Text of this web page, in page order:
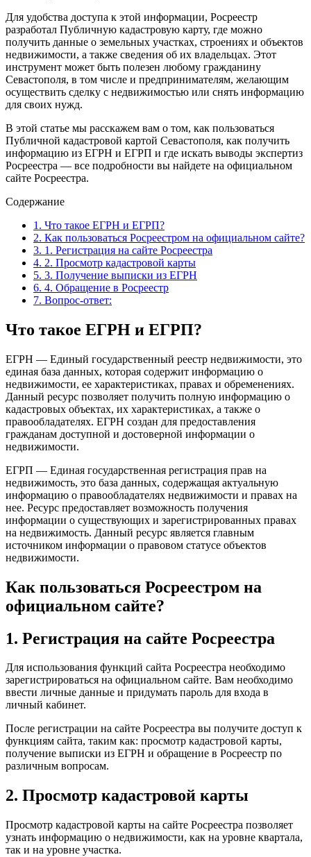
Для удобства доступа к этой информации, Росреестр
разработал Публичную кадастровую карту, где можно
получить данные о земельных участках, строениях и объектов
недвижимости, а также сведения об их владельцах. Этот
инструмент может быть полезен любому гражданину
Севастополя, в том числе и предпринимателям, желающим
осуществить сделку с недвижимостью или снять информацию
для своих нужд.
В этой статье мы расскажем вам о том, как пользоваться
Публичной кадастровой картой Севастополя, как получить
информацию из ЕГРН и ЕГРП и где искать выводы экспертиз
Росреестра — все подробности вы найдете на официальном
сайте Росреестра.
Содержание
1. Что такое ЕГРН и ЕГРП?
2. Как пользоваться Росреестром на официальном сайте?
3. 1. Регистрация на сайте Росреестра
4. 2. Просмотр кадастровой карты
5. 3. Получение выписки из ЕГРН
6. 4. Обращение в Росреестр
7. Вопрос-ответ:
Что такое ЕГРН и ЕГРП?
ЕГРН — Единый государственный реестр недвижимости, это
единая база данных, которая содержит информацию о
недвижимости, ее характеристиках, правах и обременениях.
Данный ресурс позволяет получить полную информацию о
кадастровых объектах, их характеристиках, а также о
правообладателях. ЕГРН создан для предоставления
гражданам доступной и достоверной информации о
недвижимости.
ЕГРП — Единая государственная регистрация прав на
недвижимость, это база данных, содержащая актуальную
информацию о правообладателях недвижимости и правах на
нее. Ресурс предоставляет возможность получения
информации о существующих и зарегистрированных правах
на недвижимость. Данный ресурс является главным
источником информации о правовом статусе объектов
недвижимости.
Как пользоваться Росреестром на
официальном сайте?
1. Регистрация на сайте Росреестра
Для использования функций сайта Росреестра необходимо
зарегистрироваться на официальном сайте. Вам необходимо
ввести личные данные и придумать пароль для входа в
личный кабинет.
После регистрации на сайте Росреестра вы получите доступ к
функциям сайта, таким как: просмотр кадастровой карты,
получение выписки из ЕГРН и обращение в Росреестр по
различным вопросам.
2. Просмотр кадастровой карты
Просмотр кадастровой карты на сайте Росреестра позволяет
узнать информацию о недвижимости, как на уровне квартала,
так и на уровне участка.